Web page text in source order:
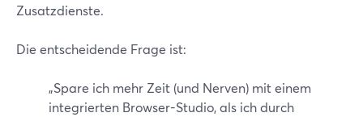
Zusatzdienste.
Die entscheidende Frage ist:
„Spare ich mehr Zeit (und Nerven) mit einem
integrierten Browser-Studio, als ich durch